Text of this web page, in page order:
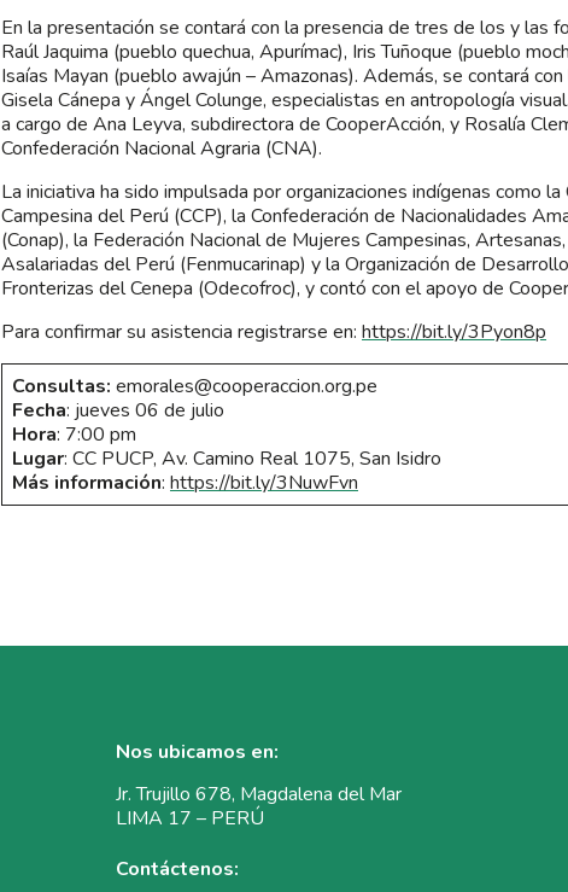
En la presentación se contará con la presencia de tres de los y las
Raúl Jaquima (pueblo quechua, Apurímac), Iris Tuñoque (pueblo
Isaías Mayan (pueblo awajún – Amazonas). Además, se contará
Gisela Cánepa y Ángel Colunge, especialistas en antropología
a cargo de Ana Leyva, subdirectora de CooperAcción, y Rosalía
Confederación Nacional Agraria (CNA).
La iniciativa ha sido impulsada por organizaciones indígenas como
Campesina del Perú (CCP), la Confederación de Nacionalidades
(Conap), la Federación Nacional de Mujeres Campesinas,
Asalariadas del Perú (Fenmucarinap) y la Organización de
Fronterizas del Cenepa (Odecofroc), y contó con el apoyo de
Para confirmar su asistencia registrarse en: https://bit.ly/3Pyon8p
Consultas: emorales@cooperaccion.org.pe
Fecha: jueves 06 de julio
Hora: 7:00 pm
Lugar: CC PUCP, Av. Camino Real 1075, San Isidro
Más información: https://bit.ly/3NuwFvn
Nos ubicamos en:
Jr. Trujillo 678, Magdalena del Mar
LIMA 17 – PERÚ
Contáctenos: